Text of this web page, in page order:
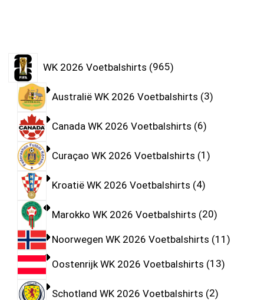
WK 2026 Voetbalshirts 965
Australië WK 2026 Voetbalshirts 3
Canada WK 2026 Voetbalshirts 6
Curaçao WK 2026 Voetbalshirts 1
Kroatië WK 2026 Voetbalshirts 4
Marokko WK 2026 Voetbalshirts 20
Noorwegen WK 2026 Voetbalshirts 11
Oostenrijk WK 2026 Voetbalshirts 13
Schotland WK 2026 Voetbalshirts 2